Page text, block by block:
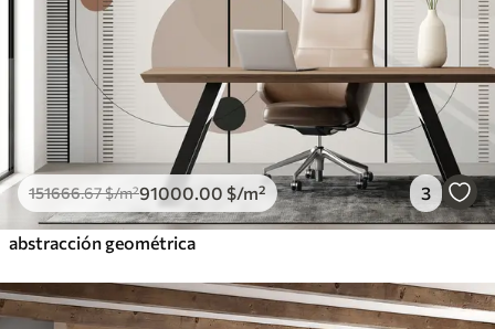
151666.67$/m²91000.00 $/m² 3
abstracción geométrica